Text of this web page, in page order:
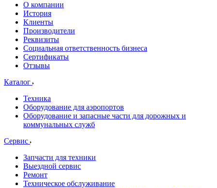
О компании
История
Клиенты
Производители
Реквизиты
Социальная ответственность бизнеса
Сертификаты
Отзывы
Каталог
Техника
Оборудование для аэропортов
Оборудование и запасные части для дорожных и
коммунальных служб
Сервис
Запчасти для техники
Выездной сервис
Ремонт
Техническое обслуживание